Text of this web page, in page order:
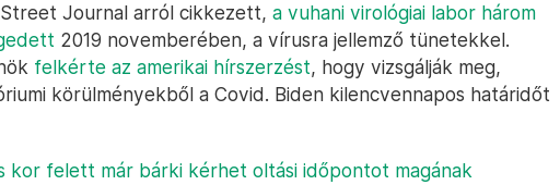
Journal arról cikkezett, a vuhani virológiai labor három
2019 novemberében, a vírusra jellemző tünetekkel.
felkérte az amerikai hírszerzést, hogy vizsgálják meg,
körülményekből a Covid. Biden kilencvennapos határidőt
kor felett már bárki kérhet oltási időpontot magának